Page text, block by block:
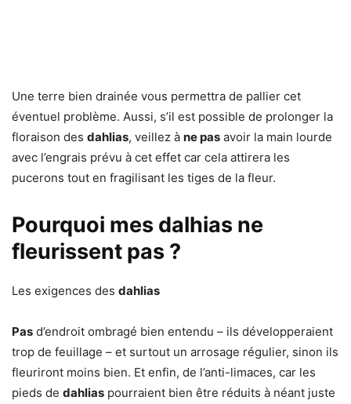
Une terre bien drainée vous permettra de pallier cet
éventuel problème. Aussi, s’il est possible de prolonger la
floraison des dahlias, veillez à ne pas avoir la main lourde
avec l’engrais prévu à cet effet car cela attirera les
pucerons tout en fragilisant les tiges de la fleur.
Pourquoi mes dalhias ne
fleurissent pas ?
Les exigences des dahlias
Pas d’endroit ombragé bien entendu – ils développeraient
trop de feuillage – et surtout un arrosage régulier, sinon ils
fleuriront moins bien. Et enfin, de l’anti-limaces, car les
pieds de dahlias pourraient bien être réduits à néant juste